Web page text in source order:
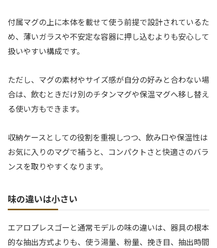
付属マグの上に本体を載せて使う前提で設計されているた
め、薄いガラスや不安定な容器に押し込むよりも安心して
扱いやすい構成です。
ただし、マグの素材やサイズ感が自分の好みと合わない場
合は、飲むときだけ別のチタンマグや保温マグへ移し替え
る使い方もできます。
収納ケースとしての役割を重視しつつ、飲み口や保温性は
お気に入りのマグで補うと、コンパクトさと快適さのバラ
ンスを取りやすくなります。
味の違いは小さい
エアロプレスゴーと通常モデルの味の違いは、器具の根本
的な抽出方式よりも、使う湯量、粉量、挽き目、抽出時間